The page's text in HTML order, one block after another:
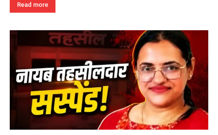
Read more